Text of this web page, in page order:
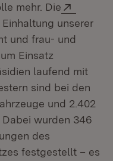
mehr. Die
Fenster) unserer
und frau- und
Einsatz
laufend mit
sind bei den
und 2.402
wurden 346
des
festgestellt – es